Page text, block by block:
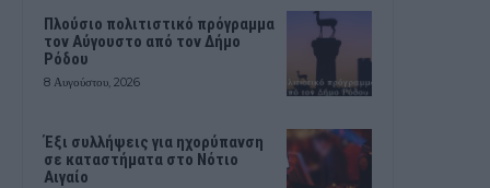
Πλούσιο πολιτιστικό πρόγραμμα
τον Αύγουστο από τον Δήμο
Ρόδου
8 Αυγούστου, 2026
Έξι συλλήψεις για ηχορύπανση
σε καταστήματα στο Νότιο
Αιγαίο